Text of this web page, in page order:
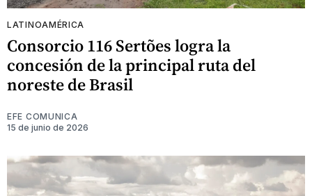
LATINOAMÉRICA
Consorcio 116 Sertões logra la
concesión de la principal ruta del
noreste de Brasil
EFE COMUNICA
15 de junio de 2026